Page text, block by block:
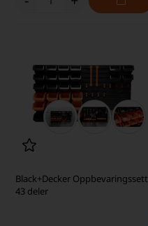
Black+Decker Oppbevaringssett
43 deler